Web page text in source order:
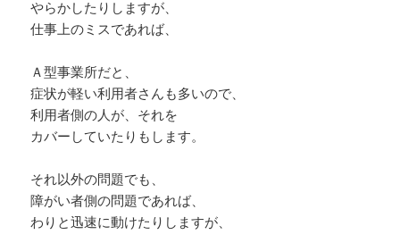
2024
います。
簡単に言うと「自分は大切にされていな
い」という自尊心の傷つきから、火山が噴
火するように怒りが爆発することです。
いつもの怒りも強いですが
・被害者がはむかった時
・自分が不利な立場に追い込まれた時…
やらかしたりしますが、
仕事上のミスであれば、
Ａ型事業所だと、
症状が軽い利用者さんも多いので、
利用者側の人が、それを
カバーしていたりもします。
それ以外の問題でも、
障がい者側の問題であれば、
わりと迅速に動けたりしますが、